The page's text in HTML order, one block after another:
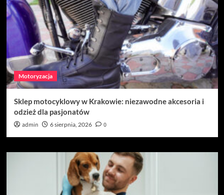
Motoryzacja
Sklep motocyklowy w Krakowie: niezawodne akcesoria i
odzież dla pasjonatów
admin 6 sierpnia, 2026 0